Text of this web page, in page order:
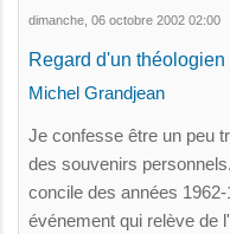
dimanche, 06 octobre 2002 02:00
Regard d'un théologien
Michel Grandjean
Je confesse être un peu
des souvenirs
concile des années
événement qui relève de